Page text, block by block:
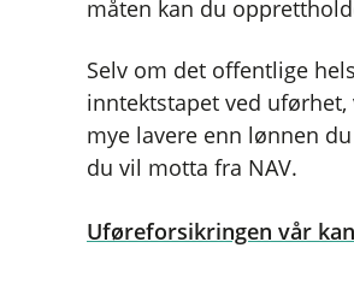
måten kan du
Selv om det offentlige
inntektstapet ved
mye lavere enn lønnen
du vil motta fra NAV.
Uføreforsikringen vår